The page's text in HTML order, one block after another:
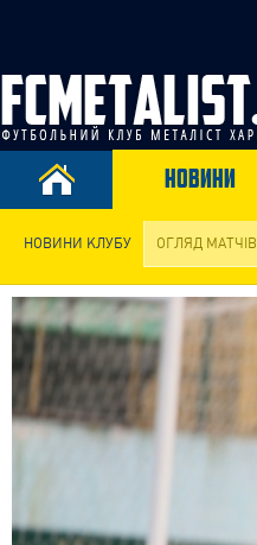
НОВИНИ
НОВИНИ КЛУБУ ОГЛЯД МАТЧІВ